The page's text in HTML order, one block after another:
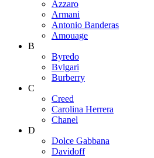
Azzaro
Armani
Antonio Banderas
Amouage
B
Byredo
Bvlgari
Burberry
C
Creed
Carolina Herrera
Chanel
D
Dolce Gabbana
Davidoff